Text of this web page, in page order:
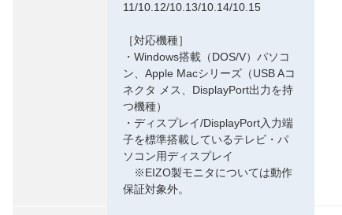
11/10.12/10.13/10.14/10.15
［対応機種］
・Windows搭載（DOS/V）パソコ
ン、Apple Macシリーズ（USB Aコ
ネクタ メス、DisplayPort出力を持
つ機種）
・ディスプレイ/DisplayPort入力端
子を標準搭載しているテレビ・パ
ソコン用ディスプレイ
※EIZO製モニタについては動作
保証対象外。